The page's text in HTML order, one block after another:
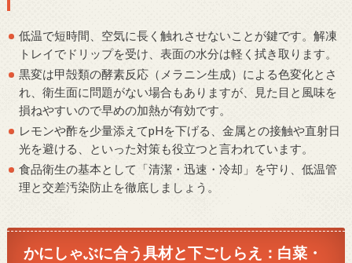
低温で短時間、空気に長く触れさせないことが鍵です。解凍
トレイでドリップを受け、表面の水分は軽く拭き取ります。
黒変は甲殻類の酵素反応（メラニン生成）による色変化とさ
れ、衛生面に問題がない場合もありますが、見た目と風味を
損ねやすいので早めの加熱が有効です。
レモンや酢を少量添えてpHを下げる、金属との接触や直射日
光を避ける、といった対策も役立つと言われています。
食品衛生の基本として「清潔・迅速・冷却」を守り、低温管
理と交差汚染防止を徹底しましょう。
かにしゃぶに合う具材と下ごしらえ：白菜・